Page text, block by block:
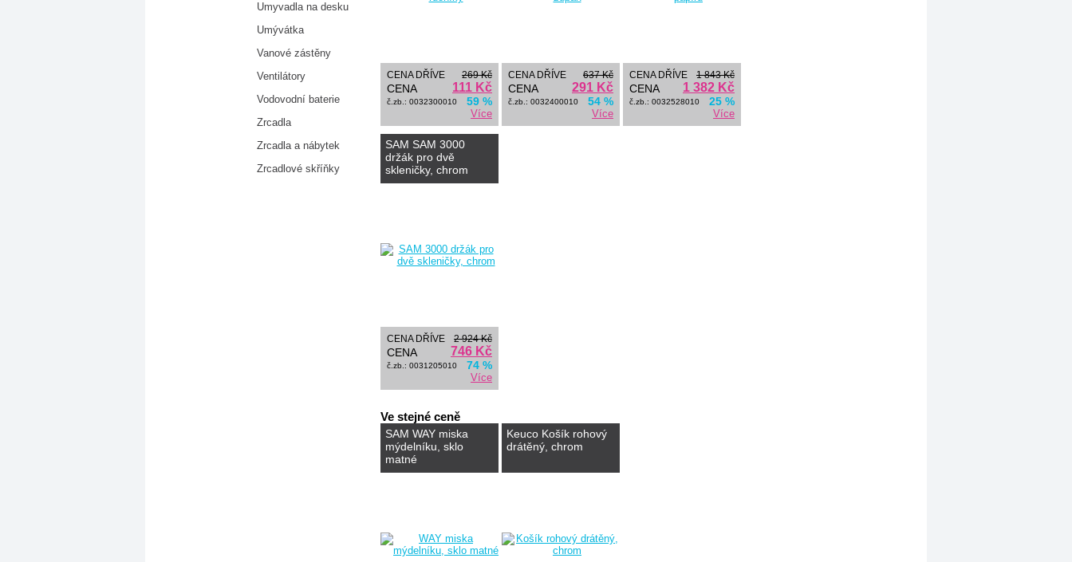
Umyvadla na desku
Umývátka
Vanové zástěny
Ventilátory
Vodovodní baterie
Zrcadla
Zrcadla a nábytek
Zrcadlové skříňky
CENA DŘÍVE 269 Kč
CENA 111 Kč
č.zb.: 0032300010 59 %
Více
CENA DŘÍVE 637 Kč
CENA 291 Kč
č.zb.: 0032400010 54 %
Více
CENA DŘÍVE 1 843 Kč
CENA 1 382 Kč
č.zb.: 0032528010 25 %
Více
SAM SAM 3000
držák pro dvě
skleničky, chrom
CENA DŘÍVE 2 924 Kč
CENA 746 Kč
č.zb.: 0031205010 74 %
Více
Ve stejné ceně
SAM WAY miska
mýdelníku, sklo
matné
Keuco Košík rohový
drátěný, chrom